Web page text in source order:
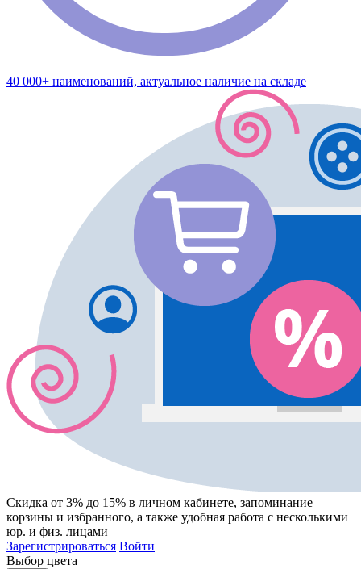
40 000+ наименований, актуальное наличие на складе
Скидка от 3% до 15% в личном кабинете, запоминание
корзины и избранного, а также удобная работа с несколькими
юр. и физ. лицами
Зарегистрироваться Войти
Выбор цвета